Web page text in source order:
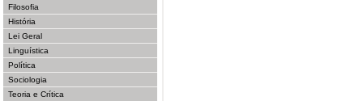
Filosofia
História
Lei Geral
Linguística
Política
Sociologia
Teoria e Crítica